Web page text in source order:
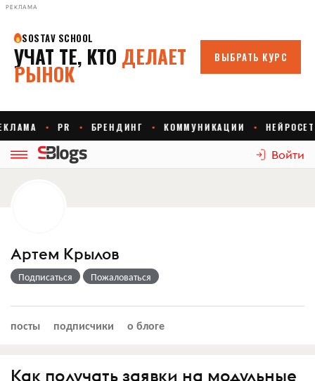
РЕКЛАМА
Войти
Артем Крылов
Подписаться Пожаловаться
посты подписчики о блоге
Как получать заявки на модульные